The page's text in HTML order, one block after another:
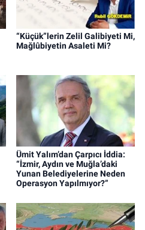
“Küçük”lerin Zelil Galibiyeti Mi,
Mağlûbiyetin Asaleti Mi?
Ümit Yalım’dan Çarpıcı İddia:
“İzmir, Aydın ve Muğla’daki
Yunan Belediyelerine Neden
Operasyon Yapılmıyor?”